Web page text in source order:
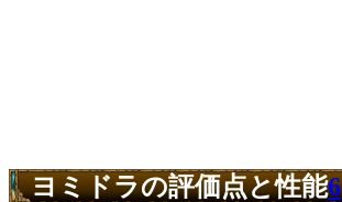
ヨミドラの評価点と性能6